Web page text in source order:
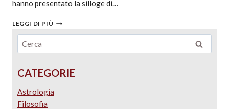
hanno presentato la silloge di…
LEGGI DI PIÙ
CATEGORIE
Astrologia
Filosofia